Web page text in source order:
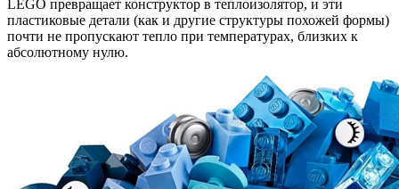
LEGO превращает конструктор в теплоизолятор, и эти
пластиковые детали (как и другие структуры похожей формы)
почти не пропускают тепло при температурах, близких к
абсолютному нулю.